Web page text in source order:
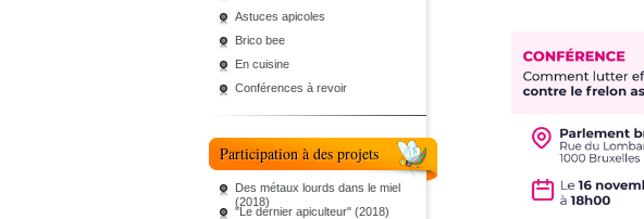
Astuces apicoles
Brico bee
En cuisine
Conférences à revoir
Participation à des projets
Des métaux lourds dans le miel
(2018)
"Le dernier apiculteur" (2018)